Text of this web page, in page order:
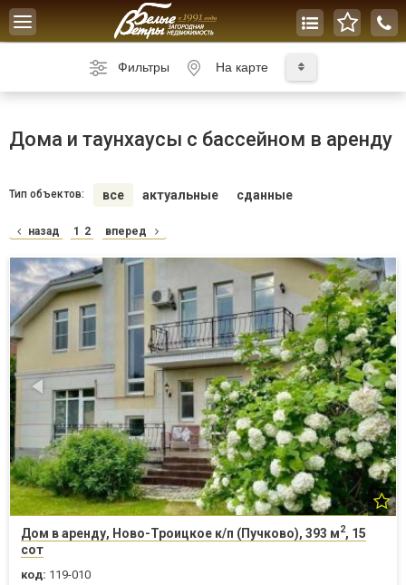
Toggle
navigation
Фильтры На карте
Дома и таунхаусы с бассейном в аренду
Тип объектов: все актуальные сданные
назад 1 2 вперед
Дом в аренду, Ново-Троицкое к/п (Пучково), 393 м2, 15
сот
код: 119-010